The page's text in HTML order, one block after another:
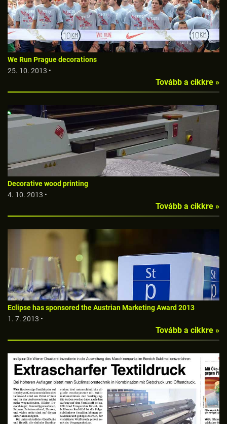
We Run Prague decorations
25. 10. 2013 •
Tovább a cikkre »
Decorative wood printing
4. 10. 2013 •
Tovább a cikkre »
Eclipse has sponsored the Austrian Marketing Award 2013
1. 7. 2013 •
Tovább a cikkre »